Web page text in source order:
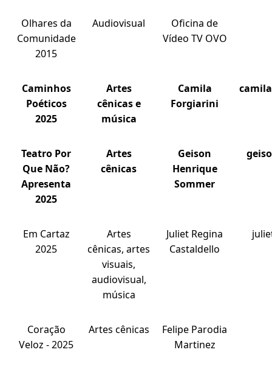
Olhares da
Comunidade
2015
Audiovisual
Oficina de
Vídeo TV OVO
Caminhos
Poéticos
2025
Artes
cênicas e
música
Camila
Forgiarini
Teatro Por
Que Não?
Apresenta
2025
Artes
cênicas
Geison
Henrique
Sommer
Em Cartaz
2025
Artes
cênicas, artes
visuais,
audiovisual,
música
Juliet Regina
Castaldello
Coração
Veloz - 2025
Artes cênicas
Felipe Parodia
Martinez